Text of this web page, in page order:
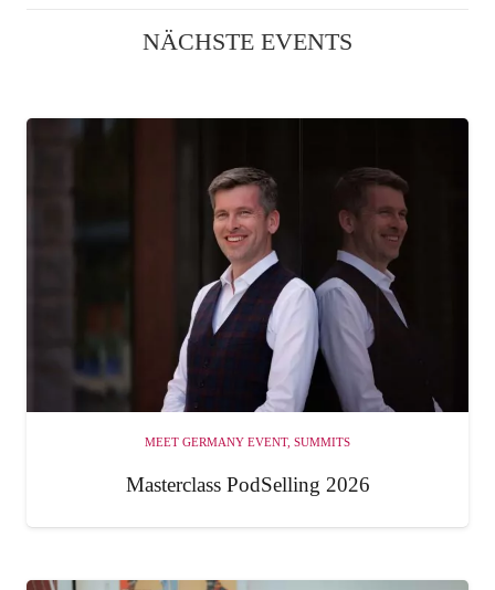
NÄCHSTE EVENTS
MEET GERMANY EVENT, SUMMITS
Masterclass PodSelling 2026